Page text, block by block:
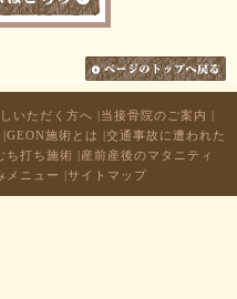
いただく方へ 当接骨院のご案内
GEON施術とは
交通事故に遭われた
ち打ち施術
産前産後のマタニティ
メニュー サイトマップ